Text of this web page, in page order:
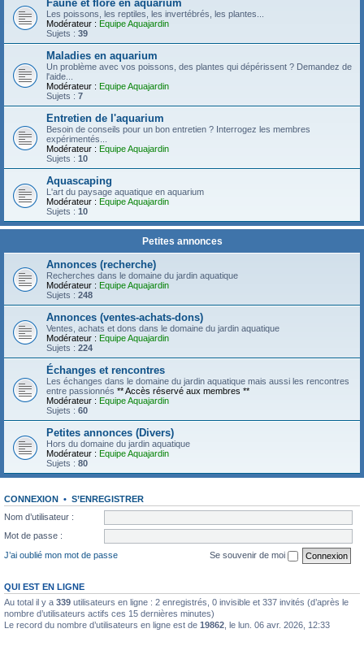
Faune et flore en aquarium
Les poissons, les reptiles, les invertébrés, les plantes...
Modérateur : Equipe Aquajardin
Sujets : 39
Maladies en aquarium
Un problème avec vos poissons, des plantes qui dépérissent ? Demandez de
l'aide...
Modérateur : Equipe Aquajardin
Sujets : 7
Entretien de l'aquarium
Besoin de conseils pour un bon entretien ? Interrogez les membres
expérimentés...
Modérateur : Equipe Aquajardin
Sujets : 10
Aquascaping
L'art du paysage aquatique en aquarium
Modérateur : Equipe Aquajardin
Sujets : 10
Petites annonces
Annonces (recherche)
Recherches dans le domaine du jardin aquatique
Modérateur : Equipe Aquajardin
Sujets : 248
Annonces (ventes-achats-dons)
Ventes, achats et dons dans le domaine du jardin aquatique
Modérateur : Equipe Aquajardin
Sujets : 224
Échanges et rencontres
Les échanges dans le domaine du jardin aquatique mais aussi les rencontres
entre passionnés ** Accès réservé aux membres **
Modérateur : Equipe Aquajardin
Sujets : 60
Petites annonces (Divers)
Hors du domaine du jardin aquatique
Modérateur : Equipe Aquajardin
Sujets : 80
CONNEXION • S’ENREGISTRER
Nom d’utilisateur :
Mot de passe :
J’ai oublié mon mot de passe
Se souvenir de moi
QUI EST EN LIGNE
Au total il y a 339 utilisateurs en ligne : 2 enregistrés, 0 invisible et 337 invités (d’après le
nombre d’utilisateurs actifs ces 15 dernières minutes)
Le record du nombre d’utilisateurs en ligne est de 19862 , le lun. 06 avr. 2026, 12:33